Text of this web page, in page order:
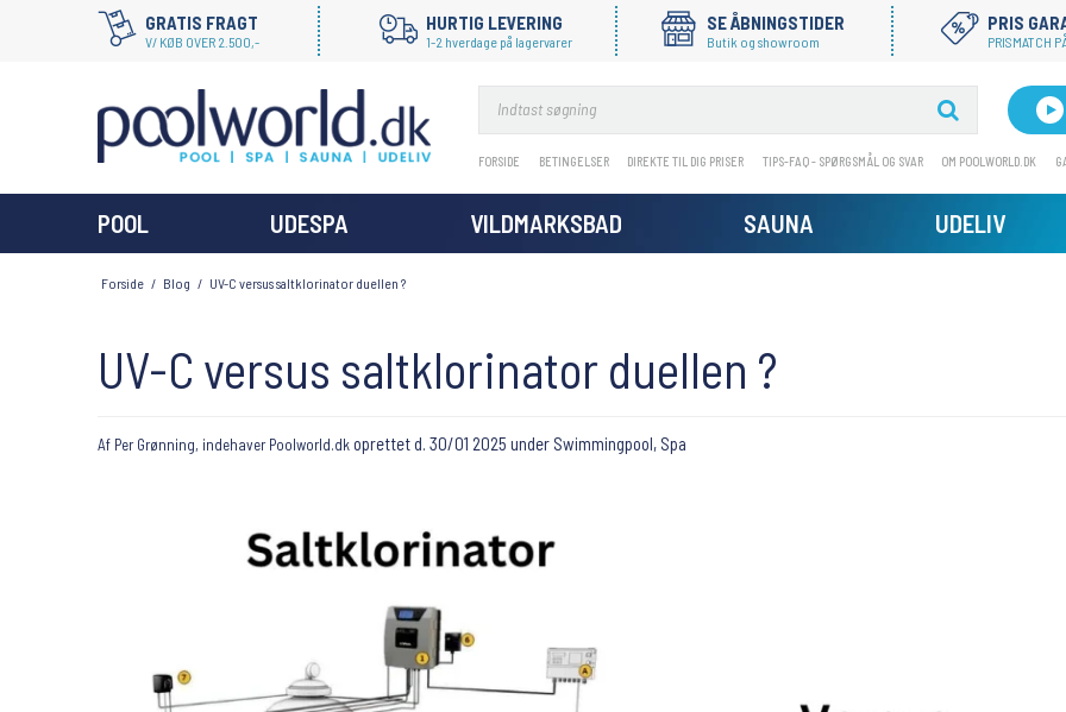
GRATIS FRAGT
V/ KØB OVER 2.500,-
HURTIG LEVERING
1-2 hverdage på lagervarer
SE ÅBNINGSTIDER
Butik og showroom
PRIS
PRISMATCH
FORSIDE BETINGELSER DIREKTE TIL DIG PRISER TIPS-FAQ - SPØRGSMÅL OG SVAR OM POOLWORLD.DK
POOL UDESPA VILDMARKSBAD SAUNA UDELIV
Forside / Blog / UV-C versus saltklorinator duellen ?
UV-C versus saltklorinator duellen ?
Af Per Grønning, indehaver Poolworld.dkoprettet d. 30/01 2025 under Swimmingpool, Spa